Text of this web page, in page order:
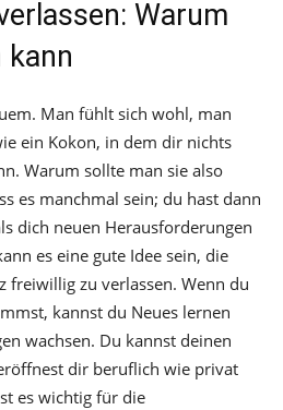
Warum
kann
Man fühlt sich wohl, man
ein Kokon, in dem dir nichts
Warum sollte man sie also
es manchmal sein; du hast dann
dich neuen Herausforderungen
es eine gute Idee sein, die
freiwillig zu verlassen. Wenn du
kannst du Neues lernen
wachsen. Du kannst deinen
dir beruflich wie privat
es wichtig für die